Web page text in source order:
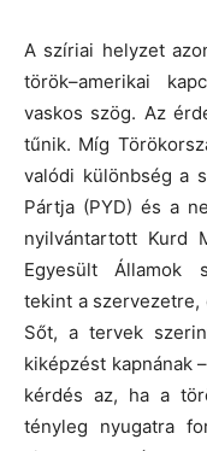
A szíriai helyzet
török–amerikai
vaskos szög. Az
tűnik. Míg
valódi különbség a
Pártja (PYD) és a
nyilvántartott Kurd
Egyesült Államok
tekint a szervezetre,
Sőt, a tervek
kiképzést kapnának
kérdés az, ha a
tényleg nyugatra